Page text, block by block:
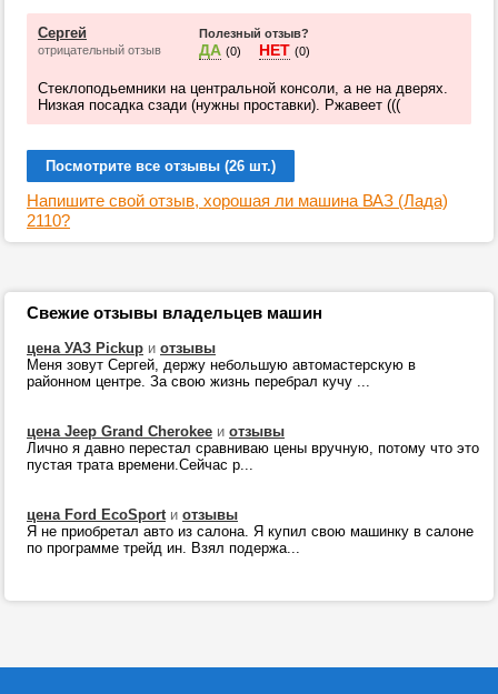
Сергей
отрицательный отзыв
Полезный отзыв?
ДА (0) НЕТ (0)
Стеклоподьемники на центральной консоли, а не на дверях.
Низкая посадка сзади (нужны проставки). Ржавеет (((
Посмотрите все отзывы (26 шт.)
Напишите свой отзыв, хорошая ли машина ВАЗ (Лада)
2110?
Свежие отзывы владельцев машин
цена УАЗ Pickup и отзывы
Меня зовут Сергей, держу небольшую автомастерскую в
районном центре. За свою жизнь перебрал кучу ...
цена Jeep Grand Cherokee и отзывы
Лично я давно перестал сравниваю цены вручную, потому что это
пустая трата времени.Сейчас р...
цена Ford EcoSportи отзывы
Я не приобретал авто из салона. Я купил свою машинку в салоне
по программе трейд ин. Взял подержа...